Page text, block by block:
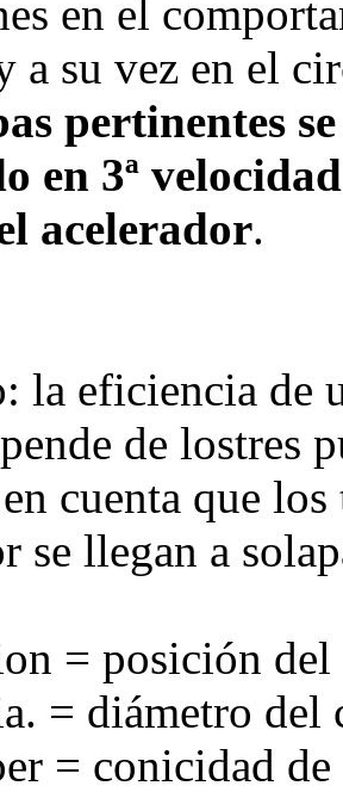
en el
a su vez en el
pertinentes
en 3ª
acelerador.
la eficiencia de
de lostres
cuenta que
se llegan a
= posición del
= diámetro del
= conicidad